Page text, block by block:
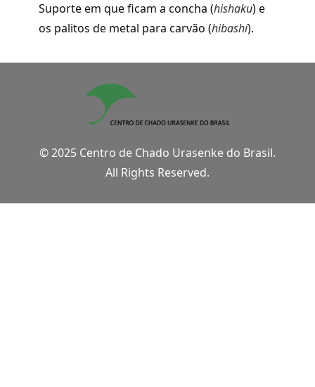
Suporte em que ficam a concha (hishaku)e
os palitos de metal para carvão (hibashi).
© 2025 Centro de Chado Urasenke do Brasil.
All Rights Reserved.